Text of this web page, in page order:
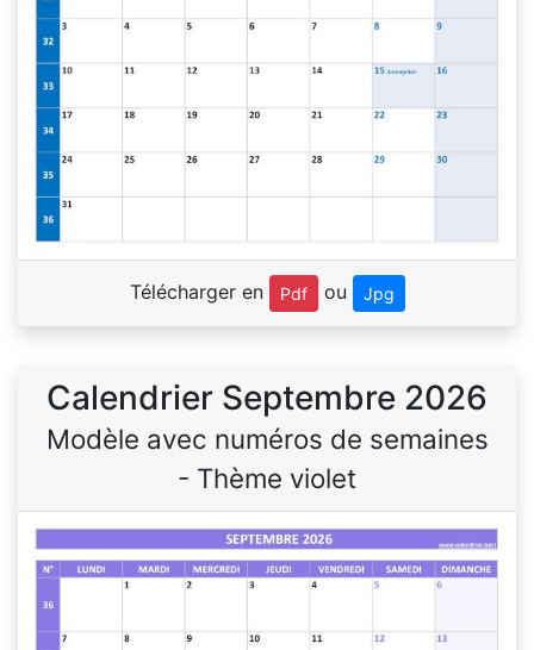
Télécharger en Pdf ou Jpg
Calendrier Septembre 2026
Modèle avec numéros de semaines
- Thème violet